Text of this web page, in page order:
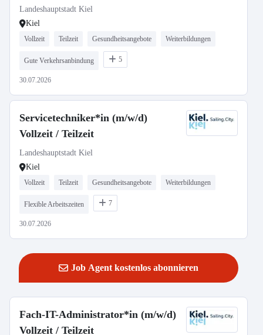
Landeshauptstadt Kiel
Kiel
Vollzeit Teilzeit Gesundheitsangebote Weiterbildungen
Gute Verkehrsanbindung 5
30.07.2026
Servicetechniker*in (m/w/d)
Vollzeit / Teilzeit
Landeshauptstadt Kiel
Kiel
Vollzeit Teilzeit Gesundheitsangebote Weiterbildungen
Flexible Arbeitszeiten 7
30.07.2026
Job Agent kostenlos abonnieren
Fach-IT-Administrator*in (m/w/d)
Vollzeit / Teilzeit